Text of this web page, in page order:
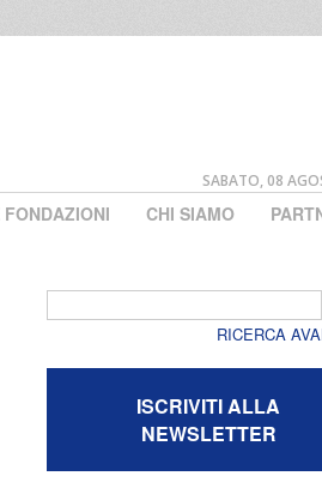
SABATO, 08
FONDAZIONI CHI SIAMO
RICERCA
ISCRIVITI ALLA
NEWSLETTER